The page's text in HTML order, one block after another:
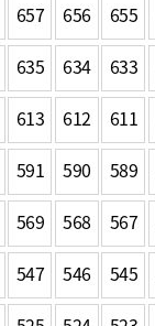
657 656 655
635 634 633
613 612 611
591 590 589
569 568 567
547 546 545